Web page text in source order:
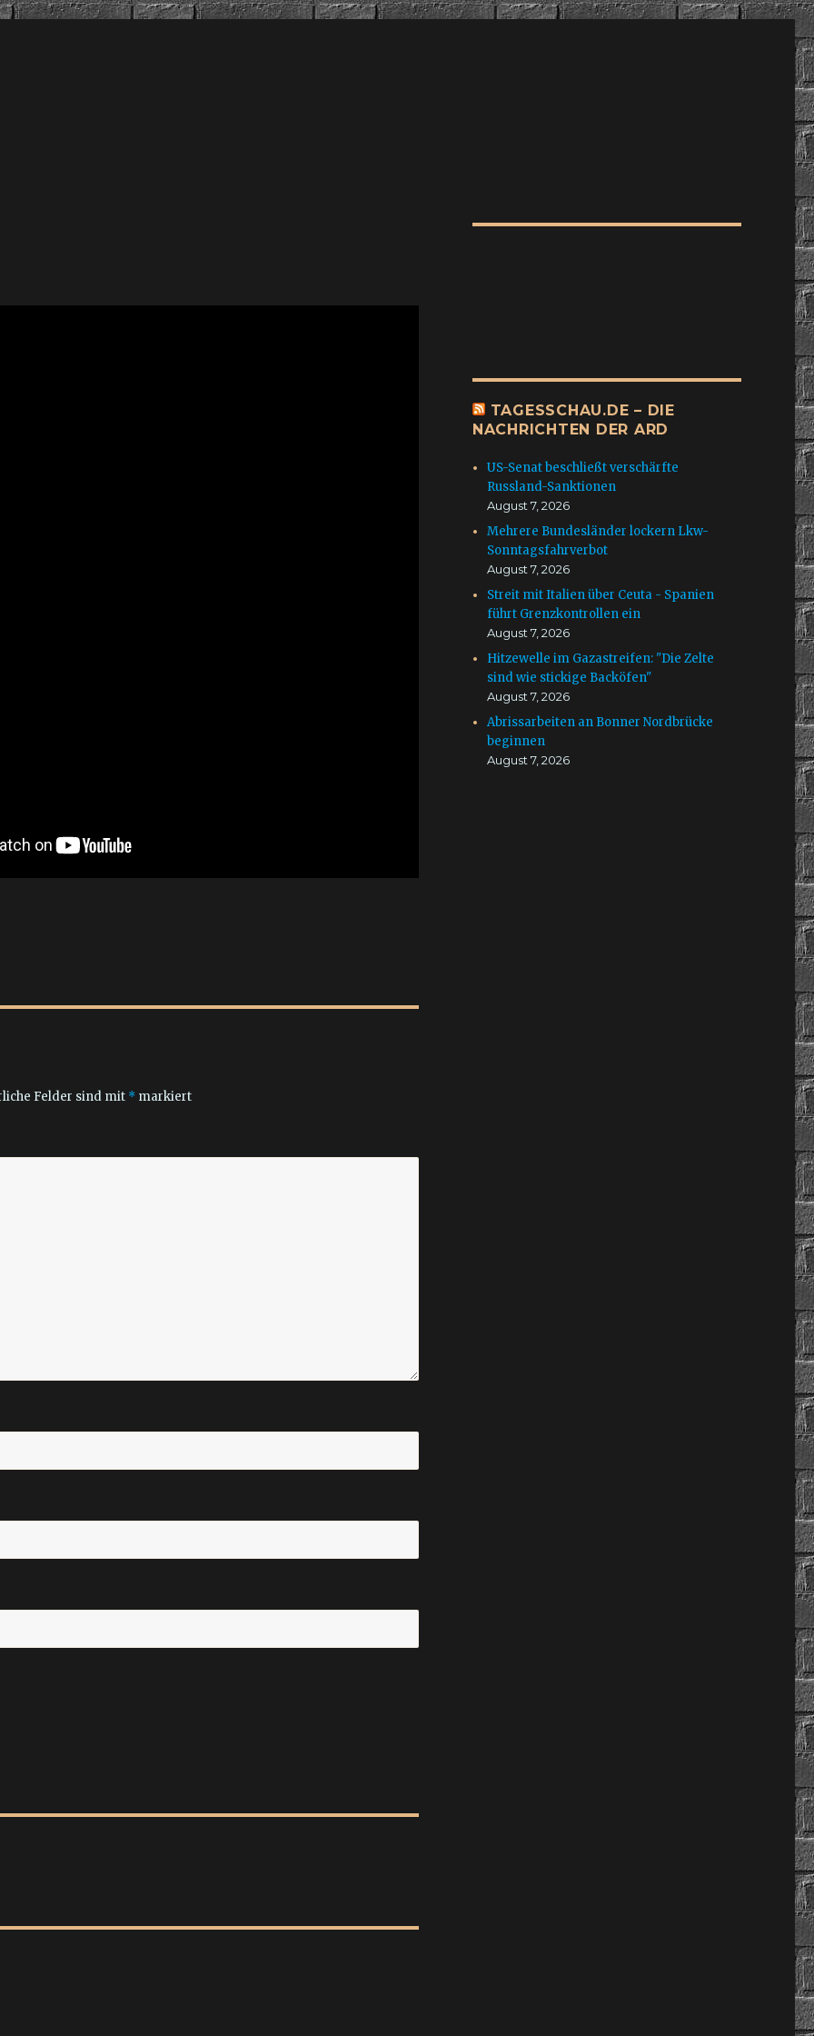
Felder sind mit * markiert
TAGESSCHAU.DE – DIE
NACHRICHTEN DER ARD
US-Senat beschließt verschärfte
Russland-Sanktionen
August 7, 2026
Mehrere Bundesländer lockern Lkw-
Sonntagsfahrverbot
August 7, 2026
Streit mit Italien über Ceuta - Spanien
führt Grenzkontrollen ein
August 7, 2026
Hitzewelle im Gazastreifen: "Die Zelte
sind wie stickige Backöfen"
August 7, 2026
Abrissarbeiten an Bonner Nordbrücke
beginnen
August 7, 2026